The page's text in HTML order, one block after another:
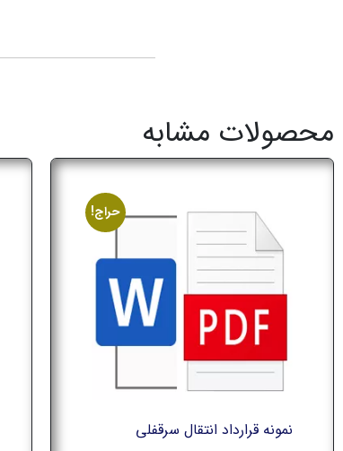
محصولات مشابه
حراج!
نمونه قرارداد انتقال سرقفلي